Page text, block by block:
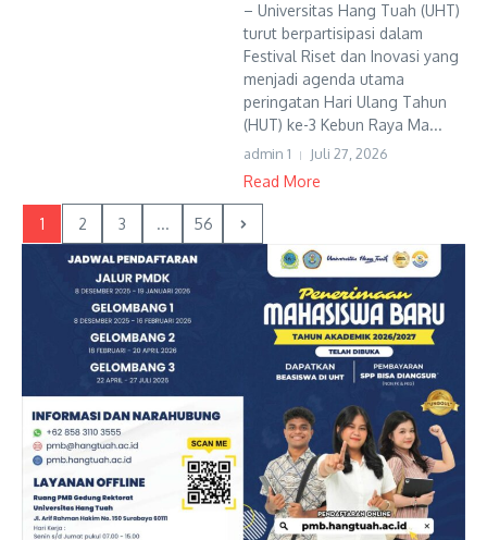
– Universitas Hang Tuah (UHT)
turut berpartisipasi dalam
Festival Riset dan Inovasi yang
menjadi agenda utama
peringatan Hari Ulang Tahun
(HUT) ke-3 Kebun Raya Ma...
admin 1 Juli 27, 2026
Read More
1 2 3 ... 56